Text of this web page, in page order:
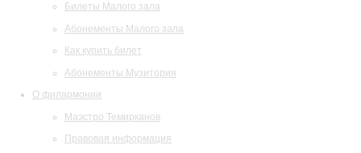
Билеты Малого зала
Абонементы Малого зала
Как купить билет
Абонементы Музитория
О филармонии
Маэстро Темирканов
Правовая информация